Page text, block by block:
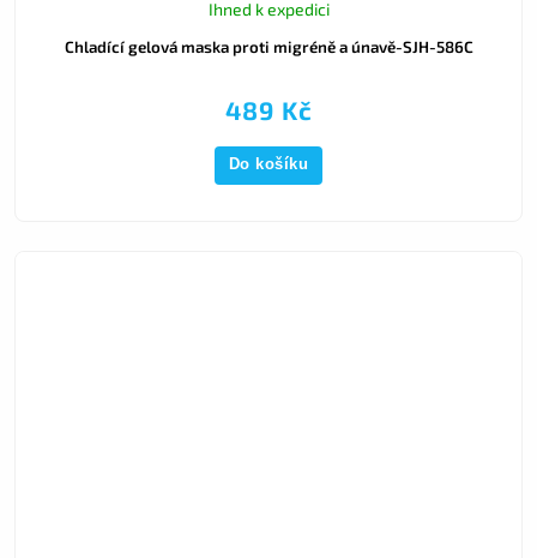
Chladící gelová maska proti migréně a únavě-SJH-586C
Ihned k expedici
489 Kč
Do košíku